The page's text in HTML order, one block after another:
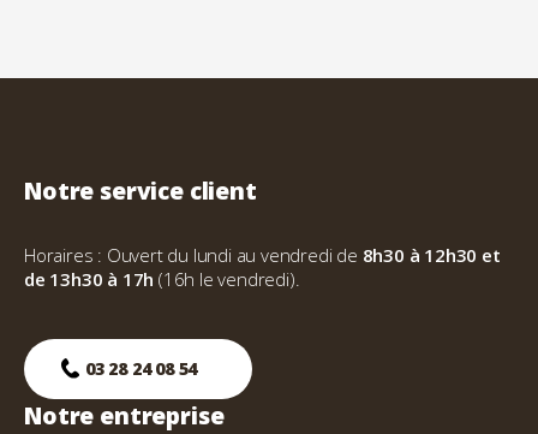
Notre service client
Horaires : Ouvert du lundi au vendredi de 8h30 à 12h30 et
de 13h30 à 17h(16h le vendredi).
03 28 24 08 54
Notre entreprise